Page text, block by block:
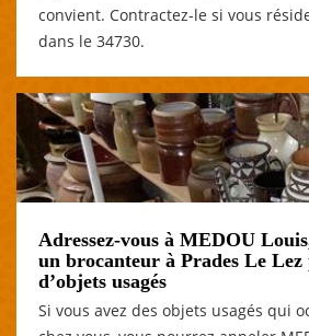
convient. Contractez-le si vous
dans le 34730.
Adressez-vous à MEDOU
un brocanteur à Prades Le
d’objets usagés
Si vous avez des objets usagés qui